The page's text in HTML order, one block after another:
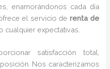
enamorándonos cada día
el servicio de renta de
cualquier expectativas.
satisfacción total,
Nos caracterizamos